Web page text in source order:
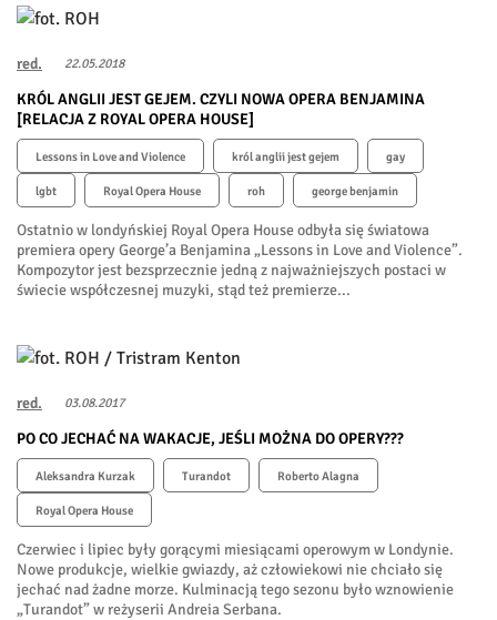
red. 22.05.2018
KRÓL ANGLII JEST GEJEM. CZYLI NOWA OPERA BENJAMINA
[RELACJA Z ROYAL OPERA HOUSE]
Lessons in Love and Violence król anglii jest gejem gay
lgbt Royal Opera House roh george benjamin
Ostatnio w londyńskiej Royal Opera House odbyła się światowa
premiera opery George’a Benjamina „Lessons in Love and Violence”.
Kompozytor jest bezsprzecznie jedną z najważniejszych postaci w
świecie współczesnej muzyki, stąd też premierze...
red. 03.08.2017
PO CO JECHAĆ NA WAKACJE, JEŚLI MOŻNA DO OPERY???
Aleksandra Kurzak Turandot Roberto Alagna
Royal Opera House
Czerwiec i lipiec były gorącymi miesiącami operowym w Londynie.
Nowe produkcje, wielkie gwiazdy, aż człowiekowi nie chciało się
jechać nad żadne morze. Kulminacją tego sezonu było wznowienie
„Turandot” w reżyserii Andreia Serbana.